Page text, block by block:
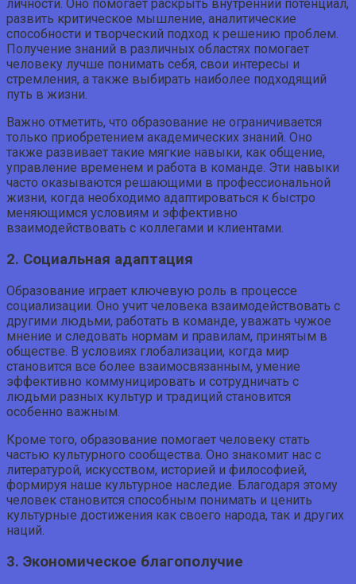
личности. Оно помогает раскрыть внутренний потенциал,
развить критическое мышление, аналитические
способности и творческий подход к решению проблем.
Получение знаний в различных областях помогает
человеку лучше понимать себя, свои интересы и
стремления, а также выбирать наиболее подходящий
путь в жизни.
Важно отметить, что образование не ограничивается
только приобретением академических знаний. Оно
также развивает такие мягкие навыки, как общение,
управление временем и работа в команде. Эти навыки
часто оказываются решающими в профессиональной
жизни, когда необходимо адаптироваться к быстро
меняющимся условиям и эффективно
взаимодействовать с коллегами и клиентами.
2. Социальная адаптация
Образование играет ключевую роль в процессе
социализации. Оно учит человека взаимодействовать с
другими людьми, работать в команде, уважать чужое
мнение и следовать нормам и правилам, принятым в
обществе. В условиях глобализации, когда мир
становится все более взаимосвязанным, умение
эффективно коммуницировать и сотрудничать с
людьми разных культур и традиций становится
особенно важным.
Кроме того, образование помогает человеку стать
частью культурного сообщества. Оно знакомит нас с
литературой, искусством, историей и философией,
формируя наше культурное наследие. Благодаря этому
человек становится способным понимать и ценить
культурные достижения как своего народа, так и других
наций.
3. Экономическое благополучие